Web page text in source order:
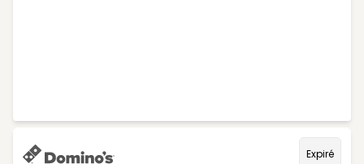
Expiré